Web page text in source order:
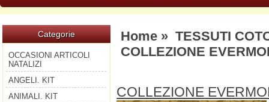
Categorie
OCCASIONI ARTICOLI
NATALIZI
ANGELI. KIT
ANIMALI. KIT
Home» TESSUTI
COLLEZIONE
COLLEZIONE